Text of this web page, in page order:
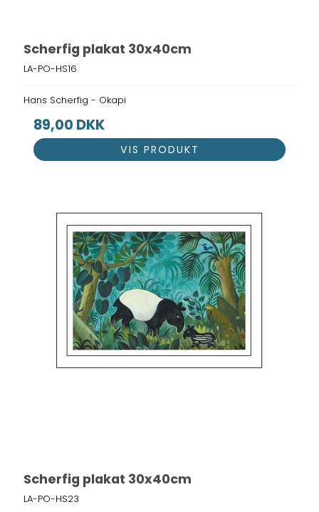
Scherfig plakat 30x40cm
LA-PO-HS16
Hans Scherfig - Okapi
89,00 DKK
VIS PRODUKT
Scherfig plakat 30x40cm
LA-PO-HS23